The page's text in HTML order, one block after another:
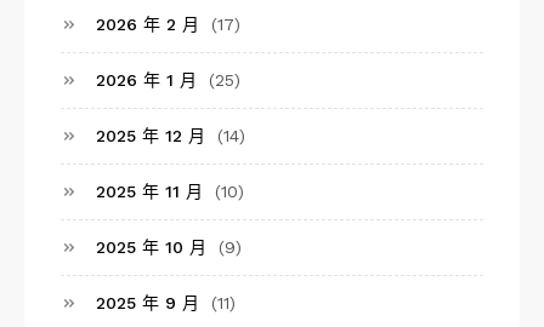
2026 年 2 月 (17)
2026 年 1 月 (25)
2025 年 12 月 (14)
2025 年 11 月 (10)
2025 年 10 月 (9)
2025 年 9 月 (11)